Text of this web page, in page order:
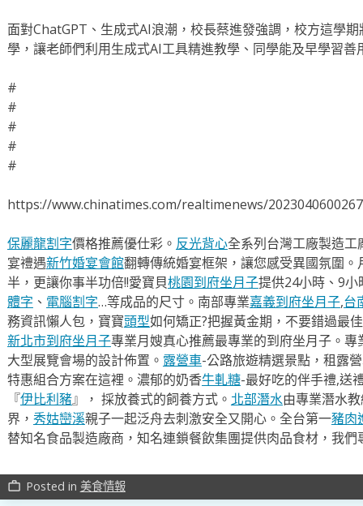
面對ChatGPT、生成式AI浪潮，校長蔡進發強調，校方這學
學，讓老師們利用生成式AI工具精進教學、同學能及早學習
#
#
#
#
#
https://www.chinatimes.com/realtimenews/
保麗龍割字價格推薦優仕彩。 反光背心全系列台灣工廠製造
宴禮遇新竹婚宴會館翻轉傳統婚宴框架，讓您感受異國氛圍。
半，更讓你事半功倍!!愛寶貝桃園到府坐月子提供24小時、9
體字 、 電腦割字…等成品的尺寸。南部專業嘉義到府坐月子,台
務資訊懶人包，寶寶頭型如何矯正?把握黃金期，不要錯過最
新北市到府坐月子專業月嫂真心推薦最專業的到府坐月子。專
大型展覽會場的設計佈置。 露營車-公路旅遊精選景點，租露
特惠組合方案在這裡。濃郁的奶香牛軋糖-最好吃的伴手禮,送
『伊比利豬』， 採放養式的飼養方式。 北部潛水由專業潛水
界， 秀姑巒溪親子一起泛舟去​刺激安全又開心。全台第一豬肉
替知名食品製造廠商，知名連鎖餐飲集團提供肉品食材，我
work_outline Posted in 美食情報